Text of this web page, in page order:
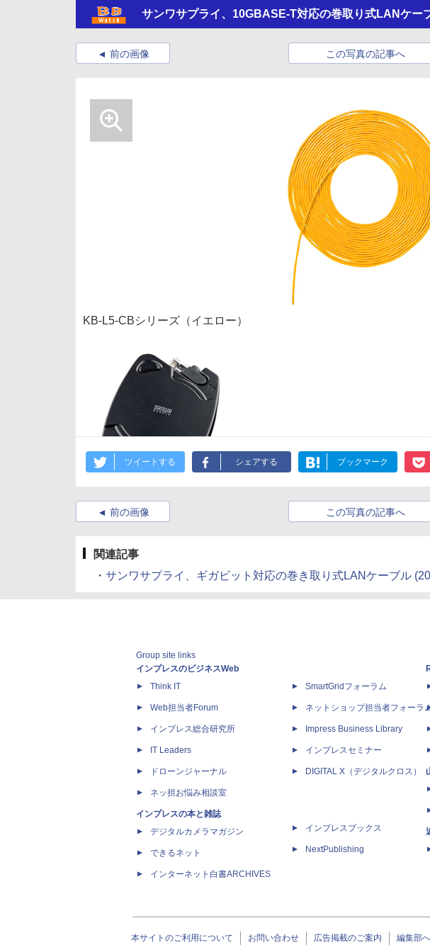
サンワサプライ、10GBASE-T対応の巻取り式LANケー
前の画像 この写真の記事へ
KB-L5-CBシリーズ（イエロー）
ツイートする シェアする ブックマーク
前の画像 この写真の記事へ
関連記事
・ サンワサプライ、ギガビット対応の巻き取り式LANケーブル
Group site links
インプレスのビジネスWeb
Think IT
Web担当者Forum
インプレス総合研究所
IT Leaders
ドローンジャーナル
ネッ担お悩み相談室
インプレスの本と雑誌
デジタルカメラマガジン
できるネット
インターネット白書ARCHIVES
SmartGridフォーラム
ネットショップ担当者フォーラ
Impress Business Library
インプレスセミナー
DIGITAL X（デジタルクロス）
インプレスブックス
NextPublishing
本サイトのご利用について お問い合わせ 広告掲載のご案内 編集部